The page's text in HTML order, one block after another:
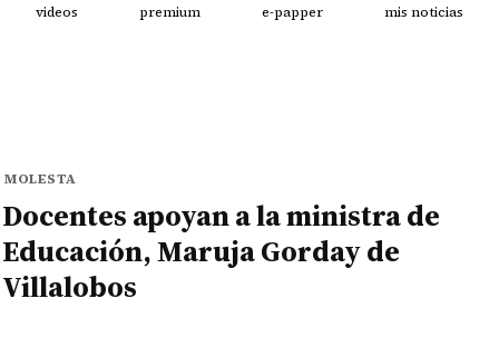
videos premium e-papper mis noticias
MOLESTA
Docentes apoyan a la ministra de
Educación, Maruja Gorday de
Villalobos